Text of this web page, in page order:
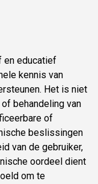
en educatief
kennis van
Het is niet
behandeling van
of
beslissingen
van de gebruiker,
oordeel dient
om te